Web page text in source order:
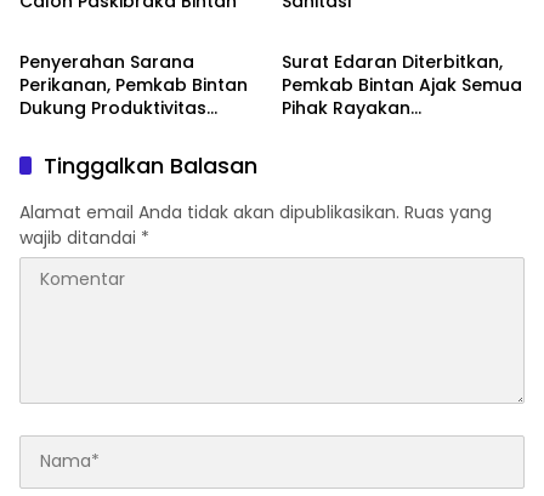
Bintan
Penyerahan Sarana
Perikanan, Pemkab Bintan
Dukung Produktivitas
Bintan
Surat Edaran Diterbitkan,
Pemkab Bintan Ajak Semua
Pihak Rayakan
Tinggalkan Balasan
Alamat email Anda tidak akan dipublikasikan. Ruas yang
wajib ditandai *